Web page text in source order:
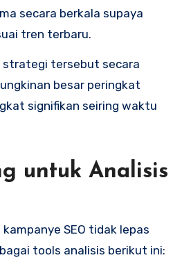
secara berkala supaya
tren terbaru.
strategi tersebut secara
besar peringkat
signifikan seiring waktu
untuk Analisis
SEO tidak lepas
tools analisis berikut ini: